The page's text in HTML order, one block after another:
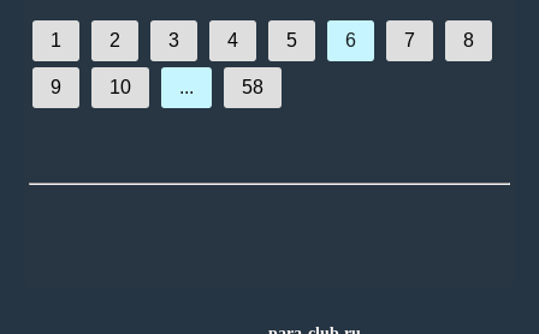
1 2 3 4 5 6 7 8
9 10 ... 58